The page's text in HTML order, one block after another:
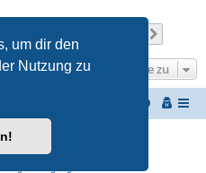
um dir den
Nutzung zu
Gehe zu
Software © phpBB Limited
WireSys